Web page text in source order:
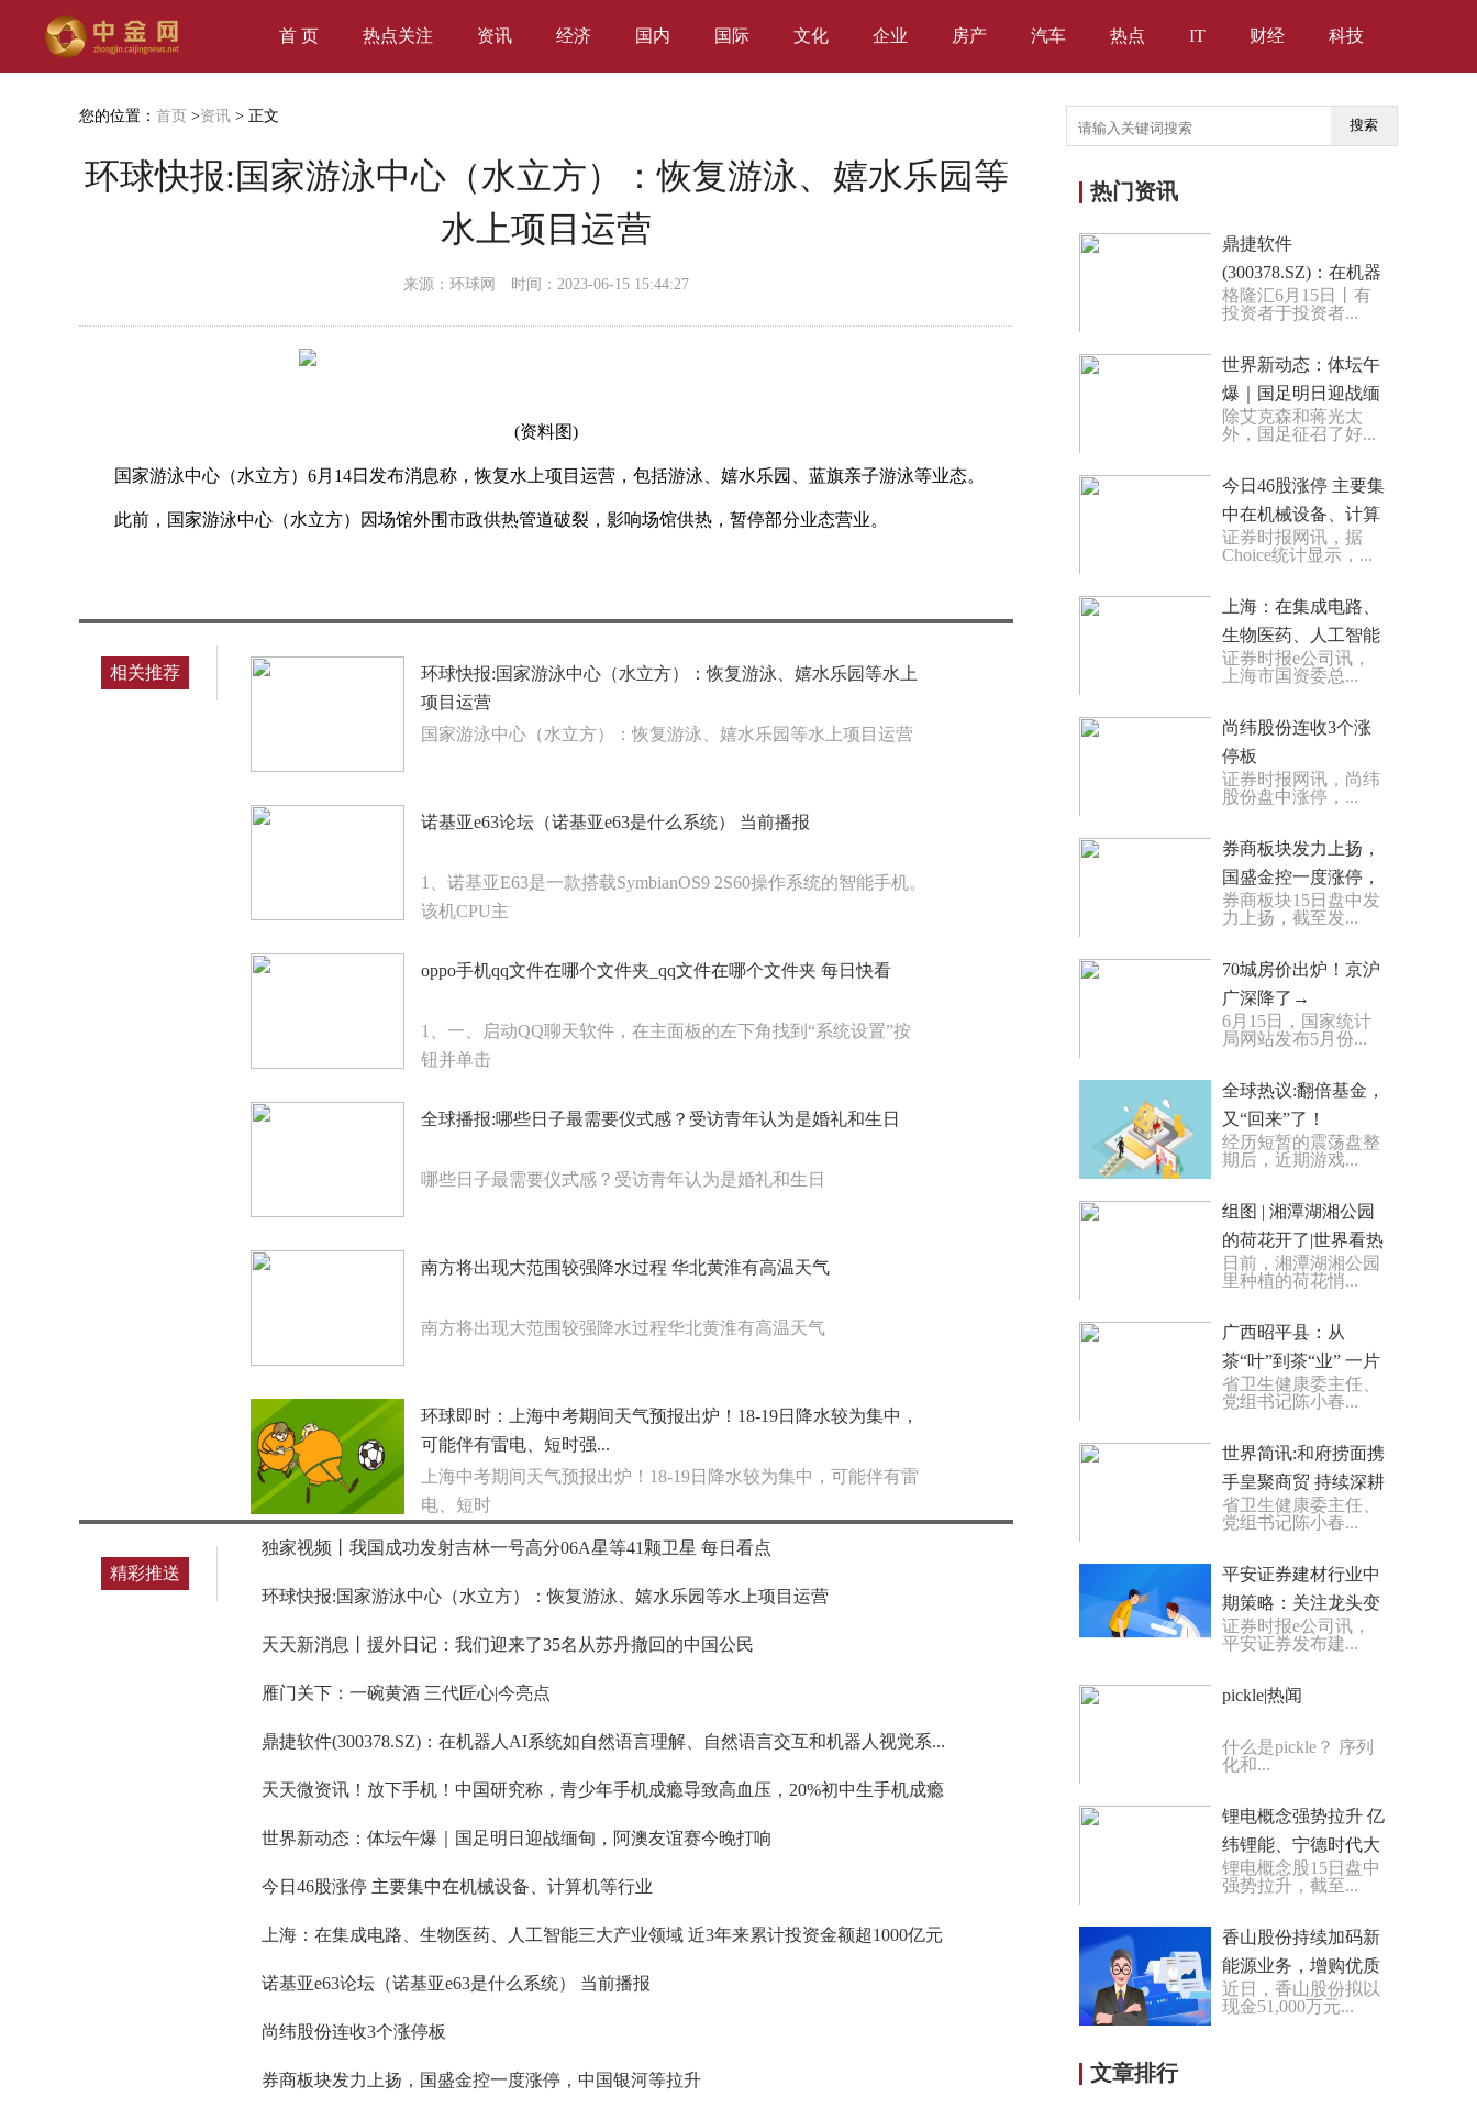
首 页 热点关注 资讯 经济 国内 国际 文化 企业 房产 汽车 热点 IT 财经 科技
您的位置： 首页 >资讯 > 正文
环球快报:国家游泳中心（水立方）：恢复游泳、嬉水乐园等
水上项目运营
来源：环球网 时间：2023-06-15 15:44:27
(资料图)
国家游泳中心（水立方）6月14日发布消息称，恢复水上项目运营，包括游泳、嬉水乐园、蓝旗亲子游泳等业态。
此前，国家游泳中心（水立方）因场馆外围市政供热管道破裂，影响场馆供热，暂停部分业态营业。
相关推荐
环球快报:国家游泳中心（水立方）：恢复游泳、嬉水乐园等水上
项目运营
国家游泳中心（水立方）：恢复游泳、嬉水乐园等水上项目运营
诺基亚e63论坛（诺基亚e63是什么系统） 当前播报
1、诺基亚E63是一款搭载SymbianOS9 2S60操作系统的智能手机。
该机CPU主
oppo手机qq文件在哪个文件夹_qq文件在哪个文件夹 每日快看
1、一、启动QQ聊天软件，在主面板的左下角找到“系统设置”按
钮并单击
全球播报:哪些日子最需要仪式感？受访青年认为是婚礼和生日
哪些日子最需要仪式感？受访青年认为是婚礼和生日
南方将出现大范围较强降水过程 华北黄淮有高温天气
南方将出现大范围较强降水过程华北黄淮有高温天气
环球即时：上海中考期间天气预报出炉！18-19日降水较为集中，
可能伴有雷电、短时强...
上海中考期间天气预报出炉！18-19日降水较为集中，可能伴有雷
电、短时
精彩推送
独家视频丨我国成功发射吉林一号高分06A星等41颗卫星 每日看点
环球快报:国家游泳中心（水立方）：恢复游泳、嬉水乐园等水上项目运营
天天新消息丨援外日记：我们迎来了35名从苏丹撤回的中国公民
雁门关下：一碗黄酒 三代匠心|今亮点
鼎捷软件(300378.SZ)：在机器人AI系统如自然语言理解、自然语言交互和机器人视觉系...
天天微资讯！放下手机！中国研究称，青少年手机成瘾导致高血压，20%初中生手机成瘾
世界新动态：体坛午爆｜国足明日迎战缅甸，阿澳友谊赛今晚打响
今日46股涨停 主要集中在机械设备、计算机等行业
上海：在集成电路、生物医药、人工智能三大产业领域 近3年来累计投资金额超1000亿元
诺基亚e63论坛（诺基亚e63是什么系统） 当前播报
尚纬股份连收3个涨停板
券商板块发力上扬，国盛金控一度涨停，中国银河等拉升
搜索
热门资讯
鼎捷软件
(300378.SZ)：在机器
人AI系统如自然语言
和机器人视觉系...
格隆汇6月15日丨有
投资者于投资者...
世界新动态：体坛午
爆｜国足明日迎战缅
甸，阿澳友谊赛今晚
除艾克森和蒋光太
外，国足征召了好...
今日46股涨停 主要集
中在机械设备、计算
机等行业
证券时报网讯，据
Choice统计显示，...
上海：在集成电路、
生物医药、人工智能
三大产业领域 近3年
1000亿元
证券时报e公司讯，
上海市国资委总...
尚纬股份连收3个涨
停板
证券时报网讯，尚纬
股份盘中涨停，...
券商板块发力上扬，
国盛金控一度涨停，
中国银河等拉升
券商板块15日盘中发
力上扬，截至发...
70城房价出炉！京沪
广深降了→
6月15日，国家统计
局网站发布5月份...
全球热议:翻倍基金，
又“回来”了！
经历短暂的震荡盘整
期后，近期游戏...
组图 | 湘潭湖湘公园
的荷花开了|世界看热
讯
日前，湘潭湖湘公园
里种植的荷花悄...
广西昭平县：从
茶“叶”到茶“业” 一片
叶子富一方百姓
省卫生健康委主任、
党组书记陈小春...
世界简讯:和府捞面携
手皇聚商贸 持续深耕
高铁、机场商业圈
省卫生健康委主任、
党组书记陈小春...
平安证券建材行业中
期策略：关注龙头变
革 聚焦业绩成长
证券时报e公司讯，
平安证券发布建...
pickle|热闻
什么是pickle？ 序列
化和...
锂电概念强势拉升 亿
纬锂能、宁德时代大
涨超7%_时讯
锂电概念股15日盘中
强势拉升，截至...
香山股份持续加码新
能源业务，增购优质
资产竞逐黄金赛道
近日，香山股份拟以
现金51,000万元...
文章排行